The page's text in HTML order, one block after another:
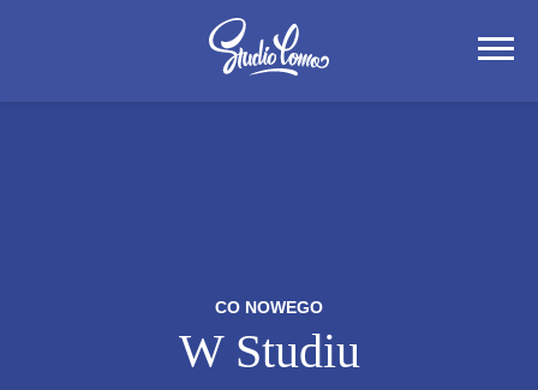
CO NOWEGO
W Studiu